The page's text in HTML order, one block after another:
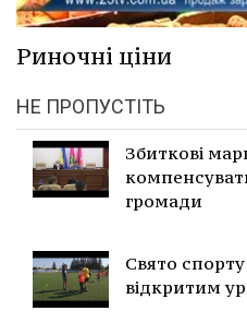
Риночні ціни
НЕ ПРОПУСТІТЬ
Збиткові
громади
Свято спорту
відкритим